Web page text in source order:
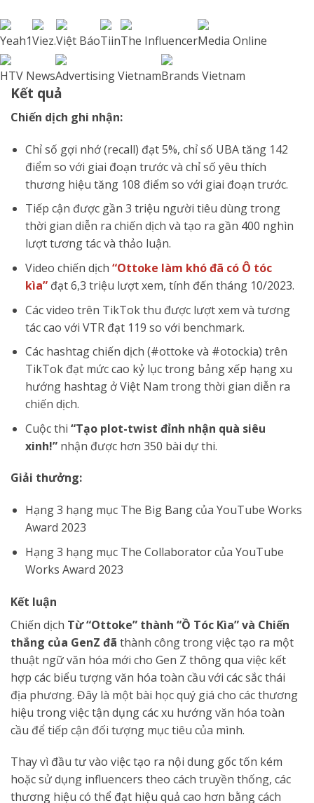
Yeah1Viez.Việt BáoTiinThe InfluencerMedia Online
HTV NewsAdvertising VietnamBrands Vietnam
Kết quả
Chiến dịch ghi nhận:
Chỉ số gợi nhớ (recall) đạt 5%, chỉ số UBA tăng 142
điểm so với giai đoạn trước và chỉ số yêu thích
thương hiệu tăng 108 điểm so với giai đoạn trước.
Tiếp cận được gần 3 triệu người tiêu dùng trong
thời gian diễn ra chiến dịch và tạo ra gần 400 nghìn
lượt tương tác và thảo luận.
Video chiến dịch “Ottoke làm khó đã có Ô tóc
kìa”đạt 6,3 triệu lượt xem, tính đến tháng 10/2023.
Các video trên TikTok thu được lượt xem và tương
tác cao với VTR đạt 119 so với benchmark.
Các hashtag chiến dịch (#ottoke và #otockia) trên
TikTok đạt mức cao kỷ lục trong bảng xếp hạng xu
hướng hashtag ở Việt Nam trong thời gian diễn ra
chiến dịch.
Cuộc thi “Tạo plot-twist đỉnh nhận quà siêu
xinh!”nhận được hơn 350 bài dự thi.
Giải thưởng:
Hạng 3 hạng mục The Big Bang của YouTube Works
Award 2023
Hạng 3 hạng mục The Collaborator của YouTube
Works Award 2023
Kết luận
Chiến dịch Từ “Ottoke” thành “Ồ Tóc Kìa” và Chiến
thắng của GenZ đã thành công trong việc tạo ra một
thuật ngữ văn hóa mới cho Gen Z thông qua việc kết
hợp các biểu tượng văn hóa toàn cầu với các sắc thái
địa phương. Đây là một bài học quý giá cho các thương
hiệu trong việc tận dụng các xu hướng văn hóa toàn
cầu để tiếp cận đối tượng mục tiêu của mình.
Thay vì đầu tư vào việc tạo ra nội dung gốc tốn kém
hoặc sử dụng influencers theo cách truyền thống, các
thương hiệu có thể đạt hiệu quả cao hơn bằng cách